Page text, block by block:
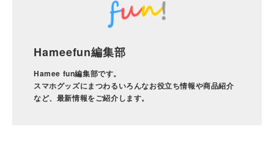
Hameefun編集部
Hamee fun編集部です。
スマホグッズにまつわるいろんなお役立ち情報や商品紹介
など、最新情報をご紹介します。